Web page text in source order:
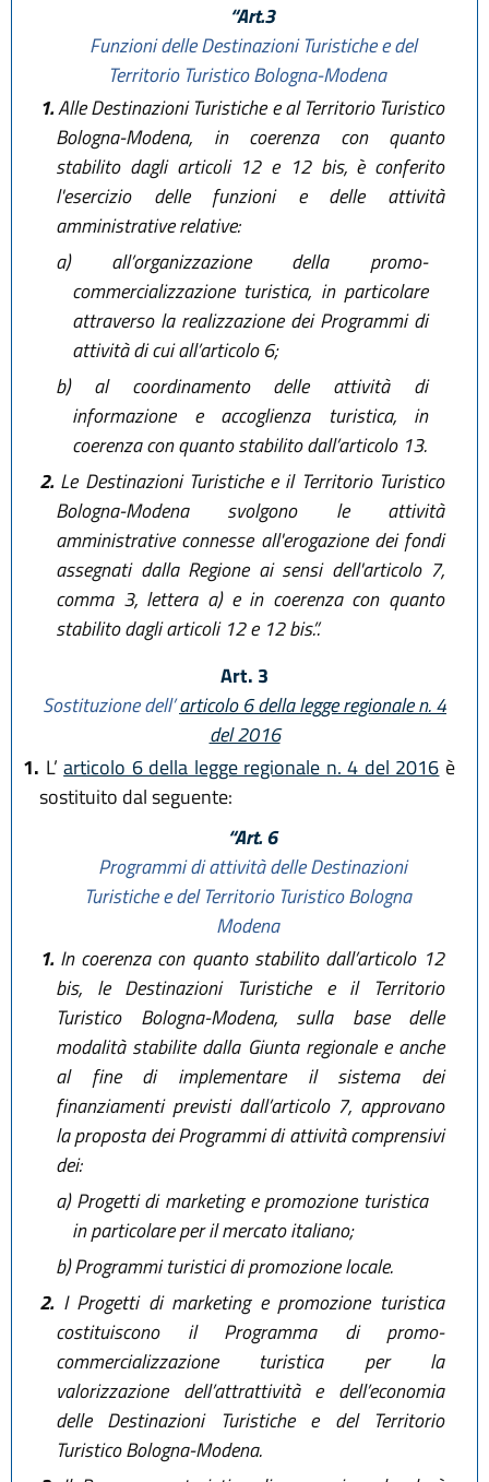
“Art.3
Funzioni delle Destinazioni Turistiche e del
Territorio Turistico Bologna-Modena
1.Alle Destinazioni Turistiche e al Territorio Turistico
Bologna-Modena, in coerenza con quanto
stabilito dagli articoli 12 e 12 bis, è conferito
l'esercizio delle funzioni e delle attività
amministrative relative:
a)all’organizzazione della promo-
commercializzazione turistica, in particolare
attraverso la realizzazione dei Programmi di
attività di cui all’articolo 6;
b)al coordinamento delle attività di
informazione e accoglienza turistica, in
coerenza con quanto stabilito dall’articolo 13.
2.Le Destinazioni Turistiche e il Territorio Turistico
Bologna-Modena svolgono le attività
amministrative connesse all'erogazione dei fondi
assegnati dalla Regione ai sensi dell'articolo 7,
comma 3, lettera a) e in coerenza con quanto
stabilito dagli articoli 12 e 12 bis.”.
Art. 3
Sostituzione dell’articolo 6 della legge regionale n. 4
del 2016
1. L’articolo 6 della legge regionale n. 4 del 2016 è
sostituito dal seguente:
“Art. 6
Programmi di attività delle Destinazioni
Turistiche e del Territorio Turistico Bologna
Modena
1.In coerenza con quanto stabilito dall’articolo 12
bis, le Destinazioni Turistiche e il Territorio
Turistico Bologna-Modena, sulla base delle
modalità stabilite dalla Giunta regionale e anche
al fine di implementare il sistema dei
finanziamenti previsti dall’articolo 7, approvano
la proposta dei Programmi di attività comprensivi
dei:
a)Progetti di marketing e promozione turistica
in particolare per il mercato italiano;
b)Programmi turistici di promozione locale.
2.I Progetti di marketing e promozione turistica
costituiscono il Programma di promo-
commercializzazione turistica per la
valorizzazione dell’attrattività e dell’economia
delle Destinazioni Turistiche e del Territorio
Turistico Bologna-Modena.